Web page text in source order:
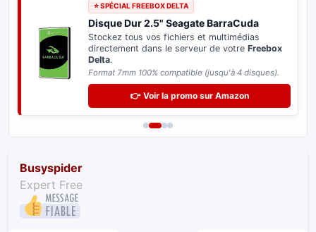
⭐ SPÉCIAL FREEBOX DELTA
Disque Dur 2.5" Seagate BarraCuda
Stockez tous vos fichiers et multimédias
directement dans le serveur de votre Freebox
Delta.
Format 7mm 100% compatible (jusqu'à 4 disques).
👉 Voir la promo sur Amazon
Busyspider
Expert Free